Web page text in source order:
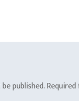
published.